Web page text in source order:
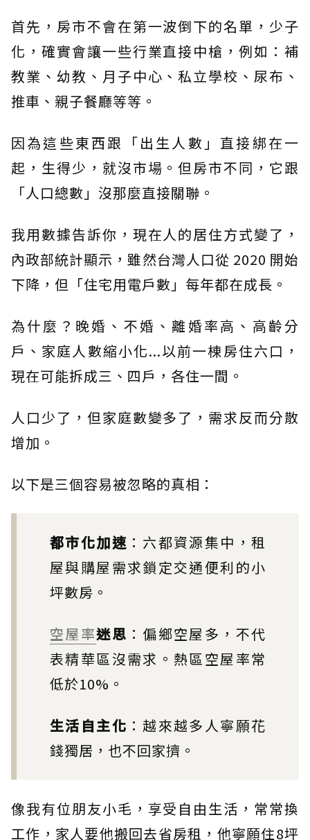
首先，房市不會在第一波倒下的名單，少子
化，確實會讓一些行業直接中槍，例如：補
教業、幼教、月子中心、私立學校、尿布、
推車、親子餐廳等等。
因為這些東西跟「出生人數」直接綁在一
起，生得少，就沒市場。但房市不同，它跟
「人口總數」沒那麼直接關聯。
我用數據告訴你，現在人的居住方式變了，
內政部統計顯示，雖然台灣人口從 2020 開始
下降，但「住宅用電戶數」每年都在成長。
為什麼？晚婚、不婚、離婚率高、高齡分
戶、家庭人數縮小化...以前一棟房住六口，
現在可能拆成三、四戶，各住一間。
人口少了，但家庭數變多了，需求反而分散
增加。
以下是三個容易被忽略的真相：
都市化加速 ：六都資源集中，租
屋與購屋需求鎖定交通便利的小
坪數房。
空屋率迷思 ：偏鄉空屋多，不代
表精華區沒需求。熱區空屋率常
低於10%。
生活自主化 ：越來越多人寧願花
錢獨居，也不回家擠。
像我有位朋友小毛，享受自由生活，常常換
工作，家人要他搬回去省房租，他寧願住8坪